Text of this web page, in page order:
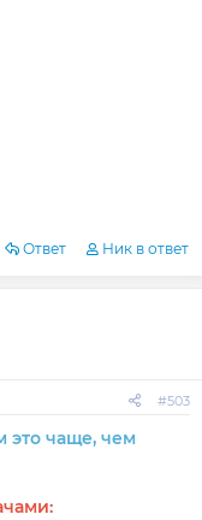
Ответ Ник в ответ
#503
это чаще, чем